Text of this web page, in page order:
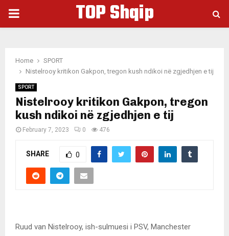
PRIMARY
TOP Shqip
Home
SPORT
Nistelrooy kritikon Gakpon, tregon kush ndikoi në zgjedhjen e tij
SPORT
Nistelrooy kritikon Gakpon, tregon
kush ndikoi në zgjedhjen e tij
February 7, 2023 0 476
SHARE 0
Ruud van Nistelrooy, ish-sulmuesi i PSV, Manchester